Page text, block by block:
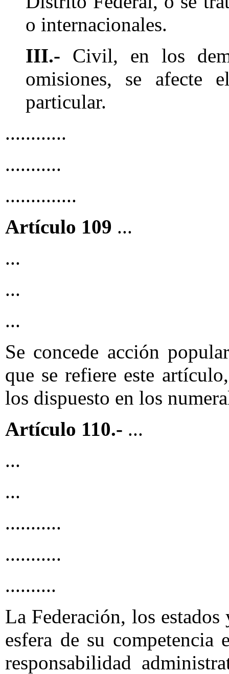
o internacionales.
III.- Civil, en los
omisiones, se afecte
particular.
............
...........
..............
Artículo 109 ...
...
...
...
Se concede acción
que se refiere este
los dispuesto en los
Artículo 110.- ...
...
...
...........
...........
..........
La Federación, los
esfera de su
responsabilidad